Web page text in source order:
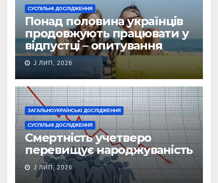
СУСПІЛЬНІ ДОСЛІДЖЕННЯ
Понад половина українців
продовжують працювати у
відпустці – опитування
J ЛИП, 2026
ЗАГАЛЬНОУКРАЇНСЬКІ ДОСЛІДЖЕННЯ
СУСПІЛЬНІ ДОСЛІДЖЕННЯ
Смертність учетверо
перевищує народжуваність
J ЛИП, 2026